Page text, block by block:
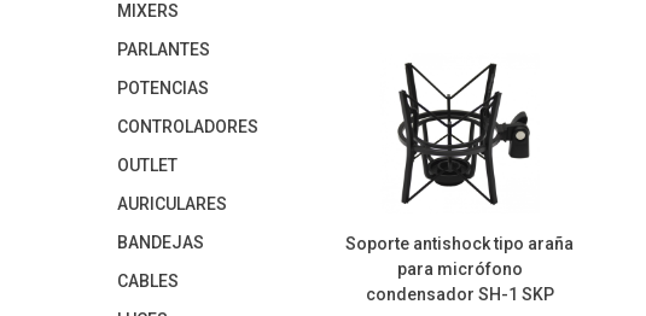
Soporte antishock tipo araña
para micrófono
condensador SH-1 SKP
MIXERS
PARLANTES
POTENCIAS
CONTROLADORES
OUTLET
AURICULARES
BANDEJAS
CABLES